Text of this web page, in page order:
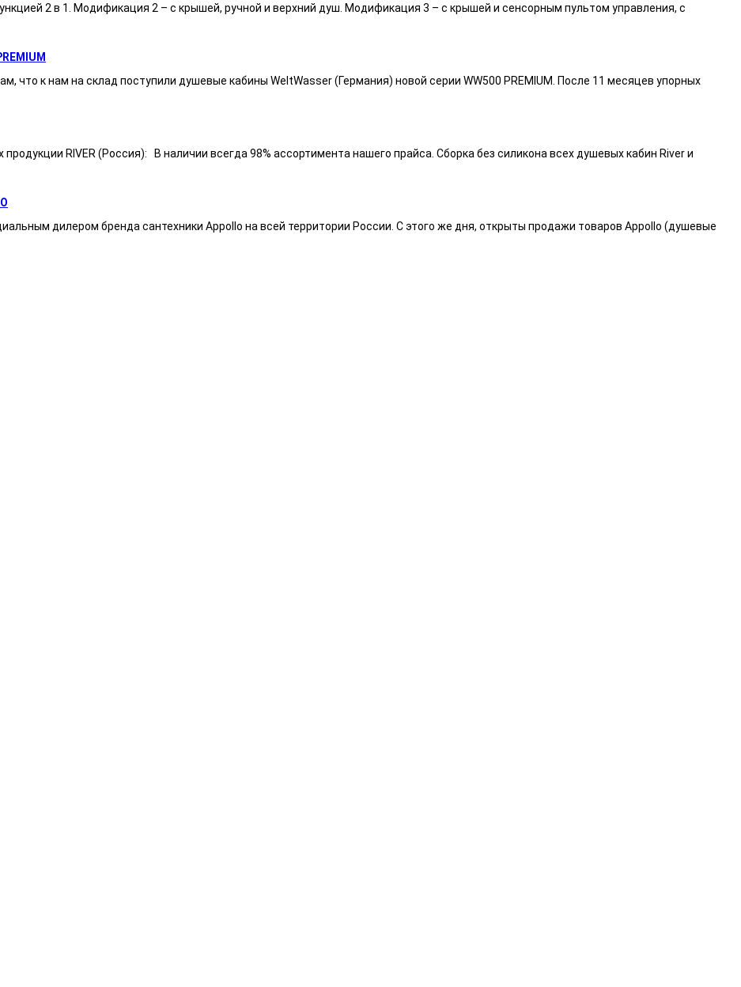
2 в 1. Модификация 2 – с крышей, ручной и верхний душ. Модификация 3 – с крышей и сенсорным пультом управления, с
к нам на склад поступили душевые кабины WeltWasser (Германия) новой серии WW500 PREMIUM. После 11 месяцев упорных
RIVER (Россия): В наличии всегда 98% ассортимента нашего прайса. Сборка без силикона всех душевых кабин River и
дилером бренда сантехники Appollo на всей территории России. С этого же дня, открыты продажи товаров Appollo (душевые